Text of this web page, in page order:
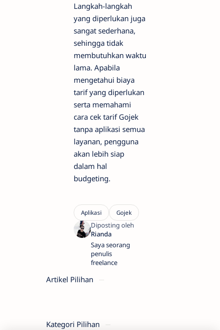
Langkah-langkah
yang diperlukan juga
sangat sederhana,
sehingga tidak
membutuhkan waktu
lama. Apabila
mengetahui biaya
tarif yang diperlukan
serta memahami
cara cek tarif Gojek
tanpa aplikasi semua
layanan, pengguna
akan lebih siap
dalam hal
budgeting.
Saya seorang
penulis
freelance
Artikel Pilihan
Kategori Pilihan